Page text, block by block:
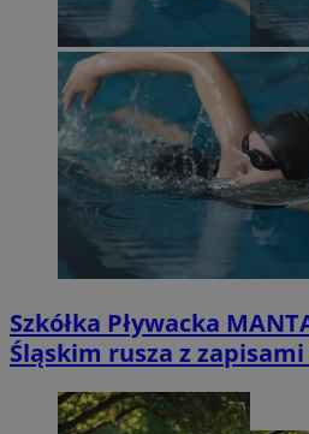
Szkółka Pływacka
Śląskim rusza z